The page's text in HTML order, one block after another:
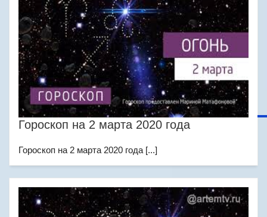
Гороскоп на 2 марта 2020 года
Гороскоп на 2 марта 2020 года [...]